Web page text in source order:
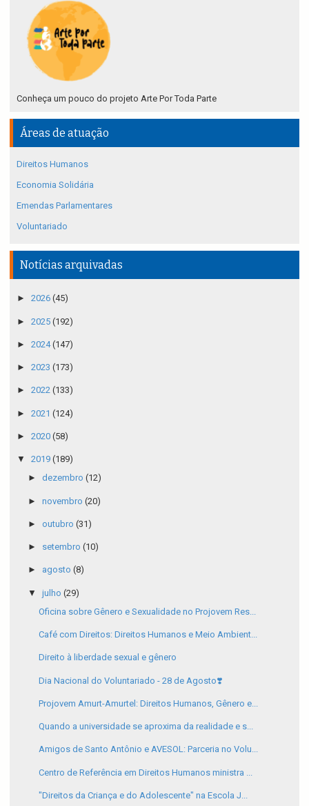
Conheça um pouco do projeto Arte Por Toda Parte
Áreas de atuação
Direitos Humanos
Economia Solidária
Emendas Parlamentares
Voluntariado
Notícias arquivadas
► 2026 (45)
► 2025 (192)
► 2024(147)
► 2023 (173)
► 2022 (133)
► 2021 (124)
► 2020 (58)
▼ 2019 (189)
► dezembro (12)
► novembro (20)
► outubro (31)
► setembro (10)
► agosto (8)
▼ julho (29)
Oficina sobre Gênero e Sexualidade no Projovem Res...
Café com Direitos: Direitos Humanos e Meio Ambient...
Direito à liberdade sexual e gênero
Dia Nacional do Voluntariado - 28 de Agosto❣️
Projovem Amurt-Amurtel: Direitos Humanos, Gênero e...
Quando a universidade se aproxima da realidade e s...
Amigos de Santo Antônio e AVESOL: Parceria no Volu...
Centro de Referência em Direitos Humanos ministra ...
"Direitos da Criança e do Adolescente" na Escola J...